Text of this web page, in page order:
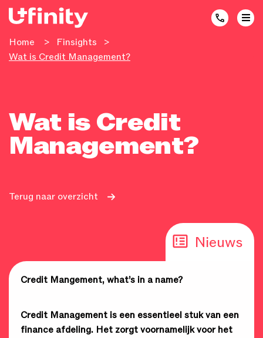
Home > Finsights
>
Wat is Credit Management?
Wat is Credit
Management?
Terug naar overzicht
Nieuws
Credit Mangement, what’s in a name?
Credit Management is een essentieel stuk van een
finance afdeling. Het zorgt voornamelijk voor het